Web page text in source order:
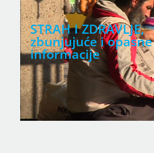
STRAH I ZDRAVLJE,
zbunjujuće i opasne
informacije